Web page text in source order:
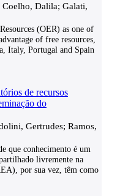
Dalila; Galati,
(OER) as one of
of free resources,
Italy, Portugal and Spain
de recursos
do
Gertrudes; Ramos,
que conhecimento é um
livremente na
por sua vez, têm como